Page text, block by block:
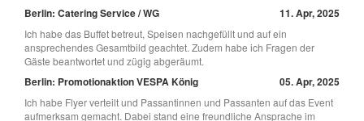
Berlin: Catering Service / WG 11. Apr, 2025
Ich habe das Buffet betreut, Speisen nachgefüllt und auf ein
ansprechendes Gesamtbild geachtet. Zudem habe ich Fragen der
Gäste beantwortet und zügig abgeräumt.
Berlin: Promotionaktion VESPA König 05. Apr, 2025
Ich habe Flyer verteilt und Passantinnen und Passanten auf das Event
aufmerksam gemacht. Dabei stand eine freundliche Ansprache im